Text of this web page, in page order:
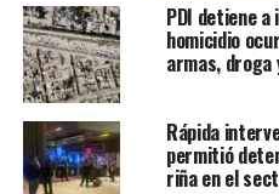
PDI detiene
homicidio
armas, droga
Rápida
permitió
riña en el